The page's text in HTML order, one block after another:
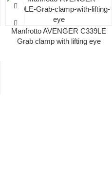
Manfrotto AVENGER C339LE
Grab clamp with lifting eye